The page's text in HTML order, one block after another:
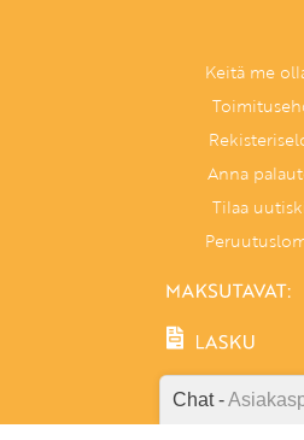
Keitä me
Anna
Tilaa
Chat -